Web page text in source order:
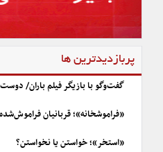
پربازدیدترین ها
گفت‌وگو با بازیگر فیلم باران/
«فراموشخانه»؛ قربانیان
«استخر»؛ خواستن یا نخواستن؟